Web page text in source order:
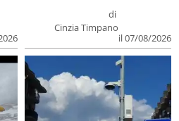
di
Cinzia Timpano
il 07/08/2026